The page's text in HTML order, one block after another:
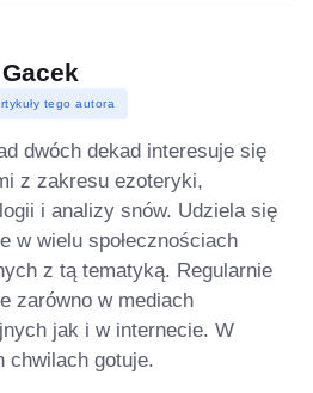
tego autora
dwóch dekad interesuje się
z zakresu ezoteryki,
i analizy snów. Udziela się
w wielu społecznościach
z tą tematyką. Regularnie
zarówno w mediach
jak i w internecie. W
chwilach gotuje.